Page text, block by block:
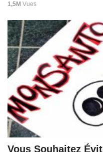
1,5M Vues
Vous Souhaitez